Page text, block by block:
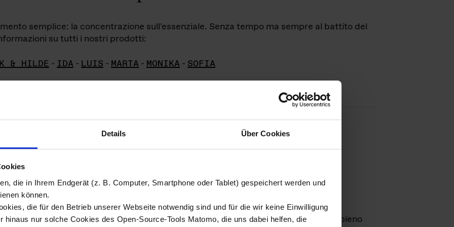
Details Über Cookies
die in Ihrem Endgerät (z. B. Computer, Smartphone oder Tablet) gespeichert werden und
können.
die für den Betrieb unserer Webseite notwendig sind und für die wir keine Einwilligung
hinaus nur solche Cookies des Open-Source-Tools Matomo, die uns dabei helfen, die
semplice: la concentrazione sull'essenziale. Senza tempo ma sempre al battito del
su tutti i nostri prodotti:
& HILDE - IDA - LUIS - MARTA - MONIKA - SOFIA
di immagini
materiale fotografico sono detenuti daDas ganze LebenGmbH e rimangono in pieno